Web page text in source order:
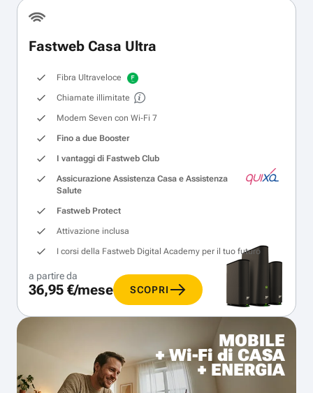
Fastweb Casa Ultra
Fibra Ultraveloce
Chiamate illimitate
Modem Seven con Wi‑Fi 7
Fino a due Booster
I vantaggi di Fastweb Club
Assicurazione Assistenza Casa e Assistenza
Salute
Fastweb Protect
Attivazione inclusa
I corsi della Fastweb Digital Academy per il tuo futuro
a partire da
36,95 €/mese SCOPRI
MOBILE
+ Wi-Fi di CASA
+ ENERGIA